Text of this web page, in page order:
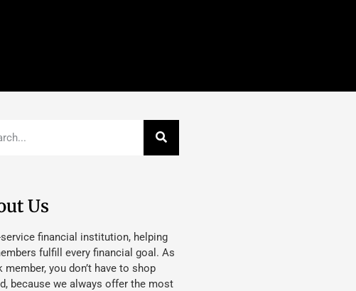
Us
financial institution, helping
fulfill every financial goal. As
member, you don’t have to shop
because we always offer the most